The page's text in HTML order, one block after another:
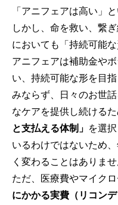
「アニフェアは高い」
しかし、命を救い、繋
においても「持続可能な
アニフェアは補助金や
い、持続可能な形を目
みならず、日々のお世
なケアを提供し続ける
と支払える体制」 を選
いるわけではないため
く変わることはありませ
ただ、医療費やマイク
にかかる実費（リコン